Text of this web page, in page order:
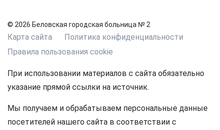
© 2026 Беловская городская больница № 2
Карта сайта
Политика конфиденциальности
Правила пользования cookie
При использовании материалов с сайта обязательно
указание прямой ссылки на источник.
Мы получаем и обрабатываем персональные данные
посетителей нашего сайта в соответствии с